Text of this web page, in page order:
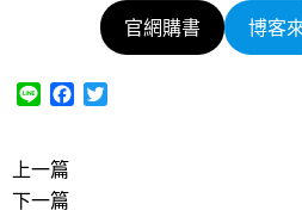
官網購書 博客
e
上一篇
下一篇